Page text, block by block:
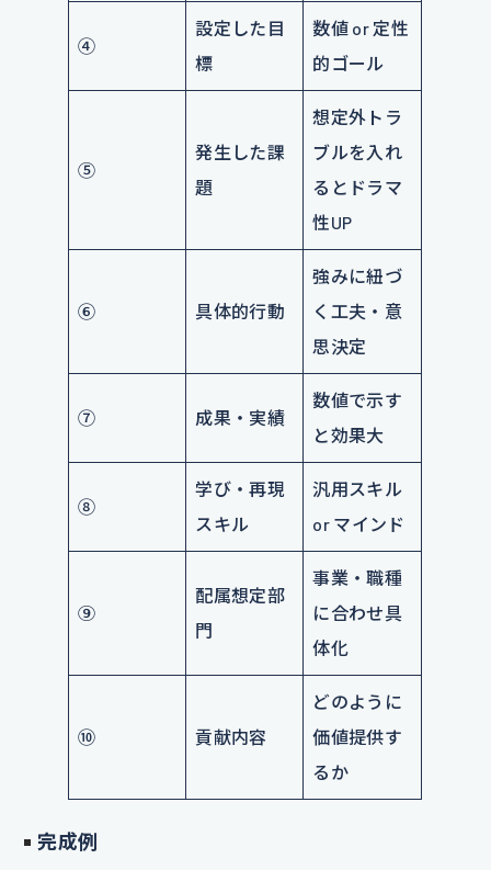
④
設定した目
標
数値 or 定性
的ゴール
⑤
発生した課
題
想定外トラ
ブルを入れ
るとドラマ
性UP
⑥ 具体的行動
強みに紐づ
く工夫・意
思決定
⑦ 成果・実績
数値で示す
と効果大
⑧
学び・再現
スキル
汎用スキル
or マインド
⑨
配属想定部
門
事業・職種
に合わせ具
体化
⑩ 貢献内容
どのように
価値提供す
るか
完成例